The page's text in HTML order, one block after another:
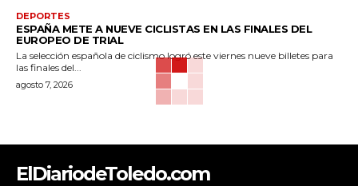
DEPORTES
ESPAÑA METE A NUEVE CICLISTAS EN LAS FINALES DEL
EUROPEO DE TRIAL
La selección española de ciclismo logró este viernes nueve billetes para
las finales del...
agosto 7, 2026
ElDiariodeToledo.com